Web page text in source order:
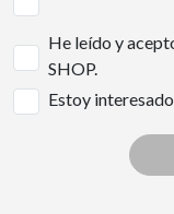
He leído y
SHOP.
Estoy